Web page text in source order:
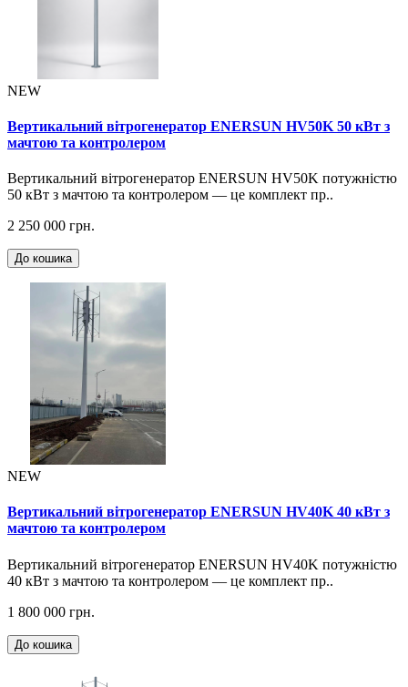
NEW
Вертикальний вітрогенератор ENERSUN HV50K 50 кВт з
мачтою та контролером
Вертикальний вітрогенератор ENERSUN HV50K потужністю
50 кВт з мачтою та контролером — це комплект пр..
2 250 000 грн.
До кошика
NEW
Вертикальний вітрогенератор ENERSUN HV40K 40 кВт з
мачтою та контролером
Вертикальний вітрогенератор ENERSUN HV40K потужністю
40 кВт з мачтою та контролером — це комплект пр..
1 800 000 грн.
До кошика